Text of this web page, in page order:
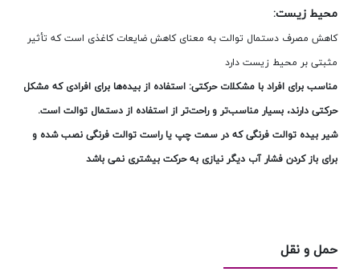
محیط‌ زیست:
کاهش مصرف دستمال توالت به معنای کاهش ضایعات کاغذی است که تأثیر
مثبتی بر محیط‌ زیست دارد
مناسب برای افراد با مشکلات حرکتی: استفاده از بیده‌ها برای افرادی که مشکل
حرکتی دارند، بسیار مناسب‌تر و راحت‌تر از استفاده از دستمال توالت است.
شیر بیده توالت فرنگی که در سمت چپ یا راست توالت فرنگی نصب شده و
برای باز کردن فشار آب دیگر نیازی به حرکت بیشتری نمی باشد
حمل و نقل